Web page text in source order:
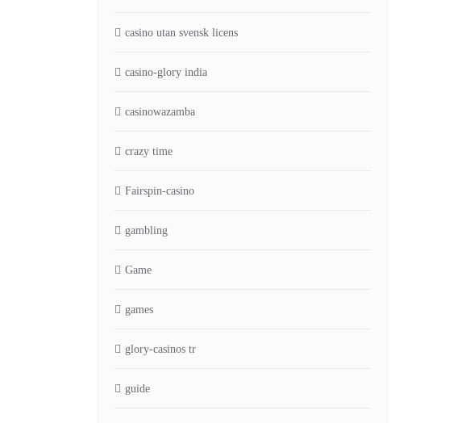
casino utan svensk licens
casino-glory india
casinowazamba
crazy time
Fairspin-casino
gambling
Game
games
glory-casinos tr
guide